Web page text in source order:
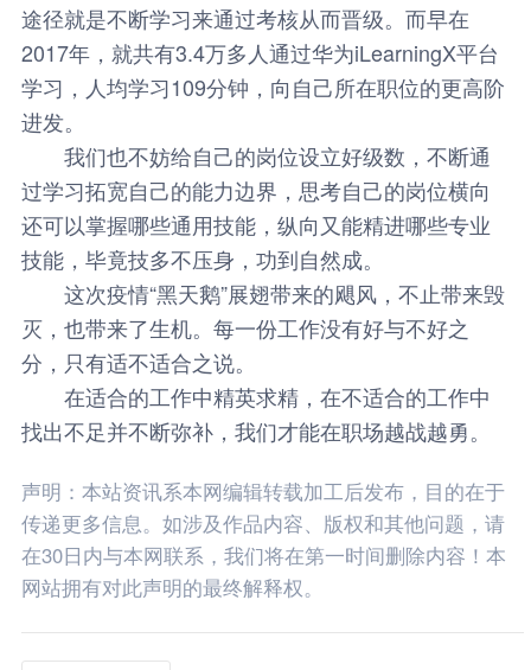
途径就是不断学习来通过考核从而晋级。而早在
2017年，就共有3.4万多人通过华为iLearningX平台
学习，人均学习109分钟，向自己所在职位的更高阶
进发。
我们也不妨给自己的岗位设立好级数，不断通
过学习拓宽自己的能力边界，思考自己的岗位横向
还可以掌握哪些通用技能，纵向又能精进哪些专业
技能，毕竟技多不压身，功到自然成。
这次疫情“黑天鹅”展翅带来的飓风，不止带来毁
灭，也带来了生机。每一份工作没有好与不好之
分，只有适不适合之说。
在适合的工作中精英求精，在不适合的工作中
找出不足并不断弥补，我们才能在职场越战越勇。
声明：本站资讯系本网编辑转载加工后发布，目的在于
传递更多信息。如涉及作品内容、版权和其他问题，请
在30日内与本网联系，我们将在第一时间删除内容！本
网站拥有对此声明的最终解释权。